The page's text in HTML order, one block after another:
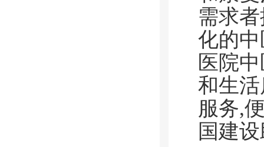
需求
化的
医院
和生
服务,
国建